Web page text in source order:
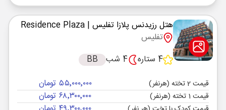
هتل رزیدنس پلازا تفلیس | Residence Plaza
تفلیس
4 ستاره
4 شب BB
قیمت 2 تخته (هرنفر) ۵۵٬۰۰۰٬۰۰۰ تومان
قیمت 1 تخته (هرنفر) ۶۸٬۳۰۰٬۰۰۰ تومان